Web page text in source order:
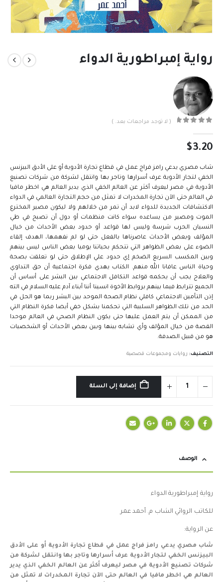
رواية إمبراطورية الدواء
( لا توجد مراجعات بعد. )
$3.20
شاب مصري يدعي رامز فراج عمل في قطاع تجارة الأدوية أو على الأدق البيزنس
الخفي لتجار الأدوية عرف أسرارها وتاجر بها وانتقل لشركة من شركات تصنيع
الأدوية في مصر ليعرف أكثر عن العالم الخفي الذي يدير العالم هي اخطر مافيا
في العالم حتى الآن تجارة المخدرات لا تمثل من حجم التجارة العالمي في الدواء
الاكتشافات الجديدة للدواء لابد أن تمر من خلالهم ولا ليكون مصير المخترع
الموت ومصير من يساعده سواء كانت منظمات أو دول أن تصبح في طي
النسيان الحرب شرسة وليس لها قواعد أو حدود بعض الأحداث من خيال
المؤلف وبعض الأحداث عاصرناها بالفعل حتى لو لم نفهمها، الهدف إلقاء
الضوء على بعض الظواهر التي تتحكم بحياتنا يوميا بعض الناس ليس بينهم
وبين المكسب السريع الضخم إي حدود علي الإطلاق حتى لو تعلقت بصحة
وحياة الناس عافانا الله منهم. الكتاب يهدي فكرة اجتماعية أن حق التداوي
والعلاج يجب أن يحكمه قواعد التكافل الاجتماعي بين البشر على أساس أن
الجميع تترابط فيما بينهم بروابط الأخوة انسينا أننا أبناء آدم عليه السلام في الته
إذن التأمين الاجتماعي كافلي نظام الصحة الموحد بين البشر ربما هو الحل في
الحد من تلك الظواهر السلبية التي تحكمنا بشكل خفي أيضا فكرة النظام التي
من الممكن أن يتم العمل عليها حتى يكون النظام الصحي في العالم موحدا
القصة من خيال المؤلف وأي تشابه بينها وبين بعض الأحداث أو الشخصيات
هو من قبيل الصدفة.
التصنيف: روايات ومجموعات قصصية
إضافة إلى السلة
الوصف
رواية إمبراطورية الدواء
للكاتب الروائي الشاب م. أحمد عمر
عن الرواية:
شاب مصري يدعي رامز فراج عمل في قطاع تجارة الأدوية أو على الأدق
البيزنس الخفي لتجار الأدوية عرف أسرارها وتاجر بها وانتقل لشركة من
شركات تصنيع الأدوية في مصر ليعرف أكثر عن العالم الخفي الذي يدير
العالم هي اخطر مافيا في العالم حتى الآن تجارة المخدرات لا تمثل من